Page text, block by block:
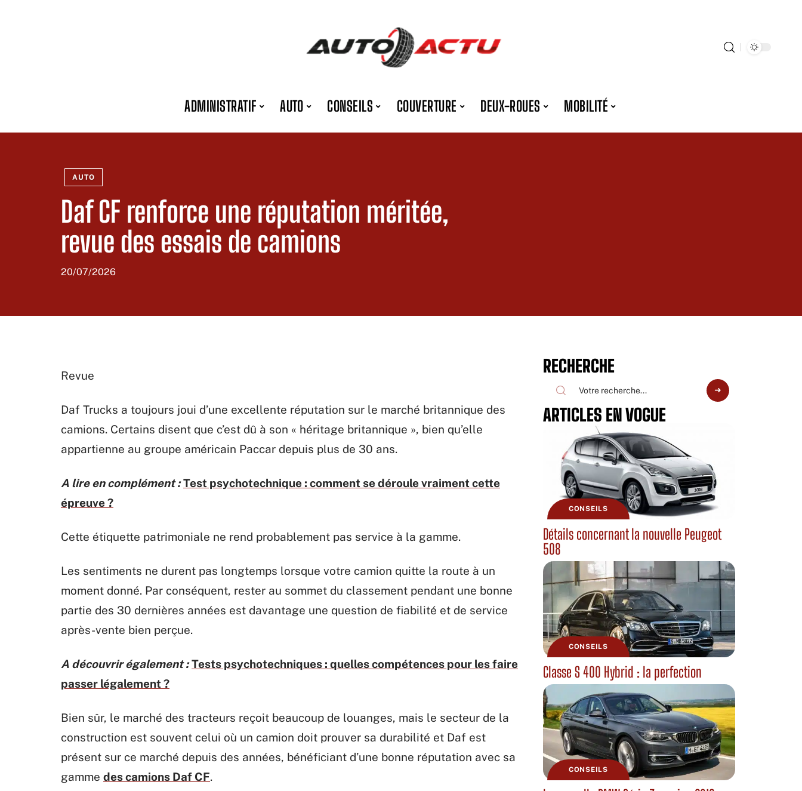
ADMINISTRATIF AUTO CONSEILS COUVERTURE DEUX-ROUES MOBILITÉ
AUTO
Daf CF renforce une réputation méritée,
revue des essais de camions
20/07/2026
Revue
Daf Trucks a toujours joui d’une excellente réputation sur le marché britannique des
camions. Certains disent que c’est dû à son « héritage britannique », bien qu’elle
appartienne au groupe américain Paccar depuis plus de 30 ans.
A lire en complément : Test psychotechnique : comment se déroule vraiment cette
épreuve ?
Cette étiquette patrimoniale ne rend probablement pas service à la gamme.
Les sentiments ne durent pas longtemps lorsque votre camion quitte la route à un
moment donné. Par conséquent, rester au sommet du classement pendant une bonne
partie des 30 dernières années est davantage une question de fiabilité et de service
après-vente bien perçue.
A découvrir également : Tests psychotechniques : quelles compétences pour les faire
passer légalement ?
Bien sûr, le marché des tracteurs reçoit beaucoup de louanges, mais le secteur de la
construction est souvent celui où un camion doit prouver sa durabilité et Daf est
présent sur ce marché depuis des années, bénéficiant d’une bonne réputation avec sa
gamme des camions Daf CF.
RECHERCHE
ARTICLES EN VOGUE
CONSEILS
Détails concernant la nouvelle Peugeot
508
CONSEILS
Classe S 400 Hybrid : la perfection
CONSEILS